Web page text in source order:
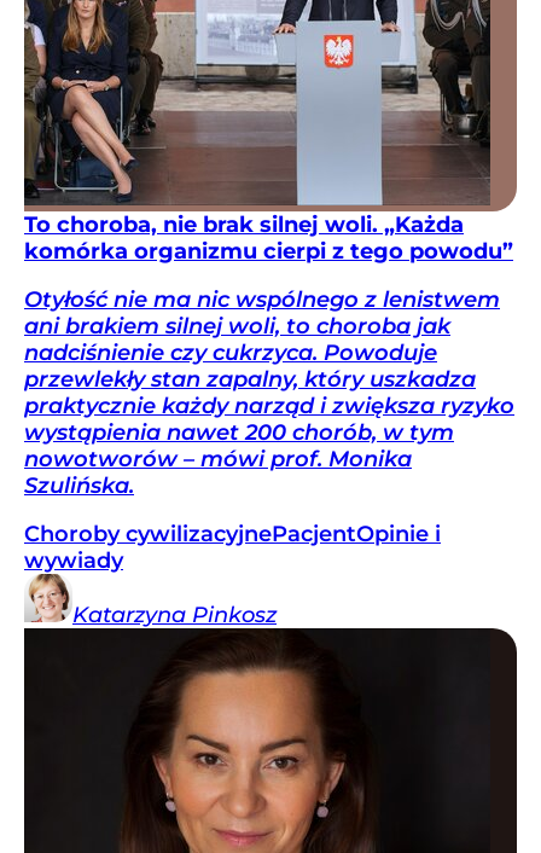
To choroba, nie brak silnej woli. „Każda
komórka organizmu cierpi z tego powodu”
Otyłość nie ma nic wspólnego z lenistwem
ani brakiem silnej woli, to choroba jak
nadciśnienie czy cukrzyca. Powoduje
przewlekły stan zapalny, który uszkadza
praktycznie każdy narząd i zwiększa ryzyko
wystąpienia nawet 200 chorób, w tym
nowotworów – mówi prof. Monika
Szulińska.
Choroby cywilizacyjnePacjentOpinie i
wywiady
Katarzyna Pinkosz